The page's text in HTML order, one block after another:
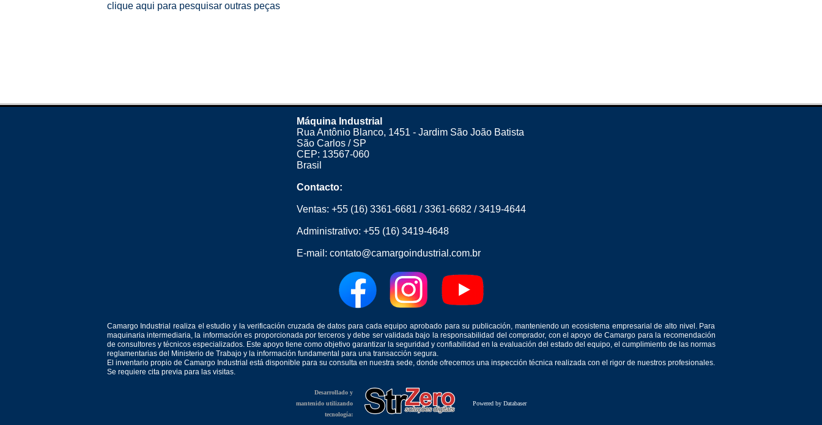
clique aqui para pesquisar outras peças
Máquina Industrial
Rua Antônio Blanco, 1451 - Jardim São João Batista
São Carlos / SP
CEP: 13567-060
Brasil
Contacto:
Ventas: +55 (16) 3361-6681 /3361-6682 /3419-4644
Administrativo: +55 (16) 3419-4648
E-mail: contato@camargoindustrial.com.br
Camargo Industrial realiza el estudio y la verificación cruzada de datos para cada equipo aprobado para su publicación, manteniendo un ecosistema empresarial de alto nivel. Para
maquinaria intermediaria, la información es proporcionada por terceros y debe ser validada bajo la responsabilidad del comprador, con el apoyo de Camargo para la recomendación
de consultores y técnicos especializados. Este apoyo tiene como objetivo garantizar la seguridad y confiabilidad en la evaluación del estado del equipo, el cumplimiento de las normas
reglamentarias del Ministerio de Trabajo y la información fundamental para una transacción segura.
El inventario propio de Camargo Industrial está disponible para su consulta en nuestra sede, donde ofrecemos una inspección técnica realizada con el rigor de nuestros profesionales.
Se requiere cita previa para las visitas.
Desarrollado y
mantenido utilizando
tecnología:
Powered by Databaser